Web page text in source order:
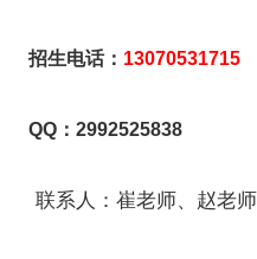
招生电话： 13070531715
QQ：2992525838
联系人：崔老师、赵老师